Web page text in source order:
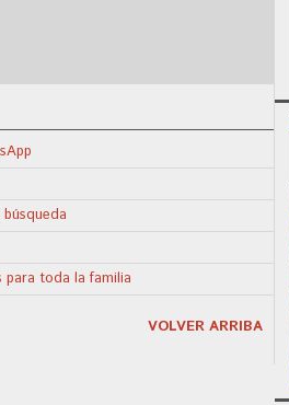
toda la familia
VOLVER ARRIBA